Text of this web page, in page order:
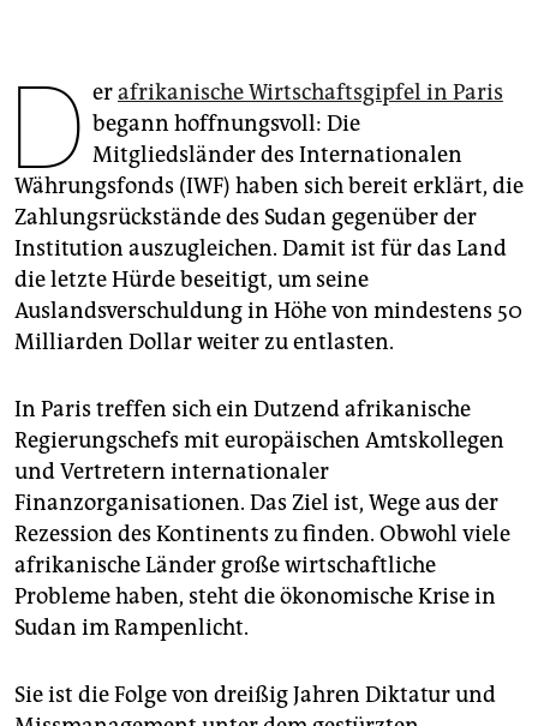
genossenschaft
epaper login
D erafrikanische Wirtschaftsgipfel in Paris
begann hoffnungsvoll: Die
Mitgliedsländer des Internationalen
Währungsfonds (IWF) haben sich bereit erklärt, die
Zahlungsrückstände des Sudan gegenüber der
Institution auszugleichen. Damit ist für das Land
die letzte Hürde beseitigt, um seine
Auslandsverschuldung in Höhe von mindestens 50
Milliarden Dollar weiter zu entlasten.
In Paris treffen sich ein Dutzend afrikanische
Regierungschefs mit europäischen Amtskollegen
und Vertretern internationaler
Finanzorganisationen. Das Ziel ist, Wege aus der
Rezession des Kontinents zu finden. Obwohl viele
afrikanische Länder große wirtschaftliche
Probleme haben, steht die ökonomische Krise in
Sudan im Rampenlicht.
Sie ist die Folge von dreißig Jahren Diktatur und